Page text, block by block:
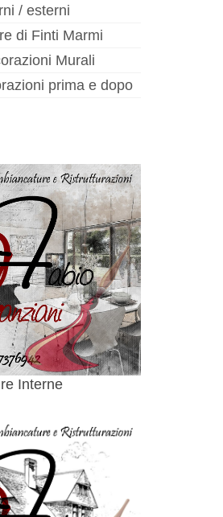
/ esterni
di Finti Marmi
Murali
prima e dopo
Interne